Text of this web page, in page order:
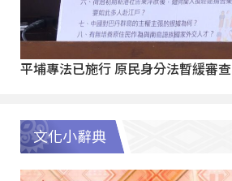
平埔專法已施行 原民身分法暫緩審查
文化小辭典